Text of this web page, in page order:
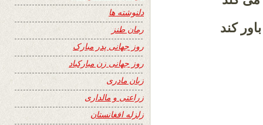
کند
دلنوشته ها
رمان طنز
روز جهانی پدر مبارک
روز جهانی زن مبارکباد
زبان مادری
زراعتی و مالداری
زلزله افغانستان